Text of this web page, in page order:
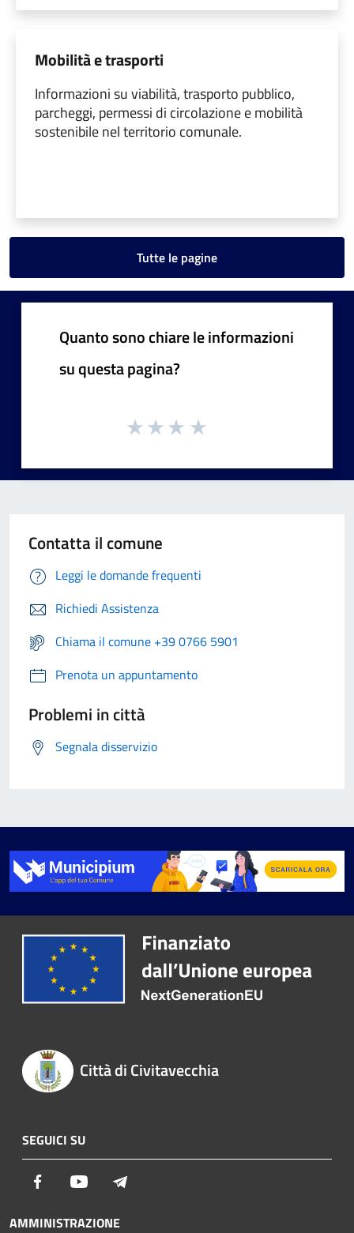
Mobilità e trasporti
Informazioni su viabilità, trasporto pubblico,
parcheggi, permessi di circolazione e mobilità
sostenibile nel territorio comunale.
Tutte le pagine
Quanto sono chiare le informazioni
su questa pagina?
Contatta il comune
Leggi le domande frequenti
Richiedi Assistenza
Chiama il comune +39 0766 5901
Prenota un appuntamento
Problemi in città
Segnala disservizio
Città di Civitavecchia
SEGUICI SU
Facebook Youtube
AMMINISTRAZIONE